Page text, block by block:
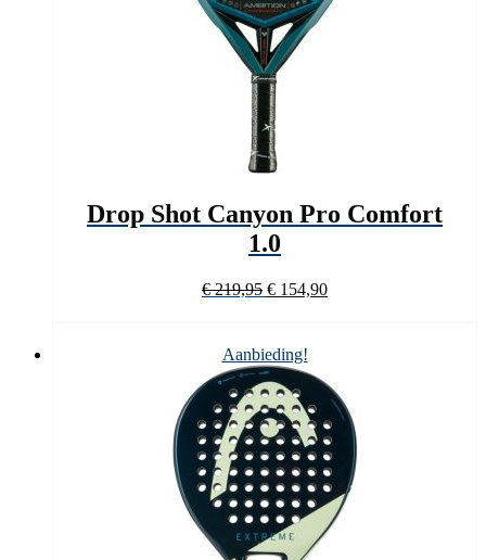
Drop Shot Canyon Pro Comfort
1.0
€219,95 Oorspronkelijke
€ 219,95.
€ 154,90Huidige
Aanbieding!